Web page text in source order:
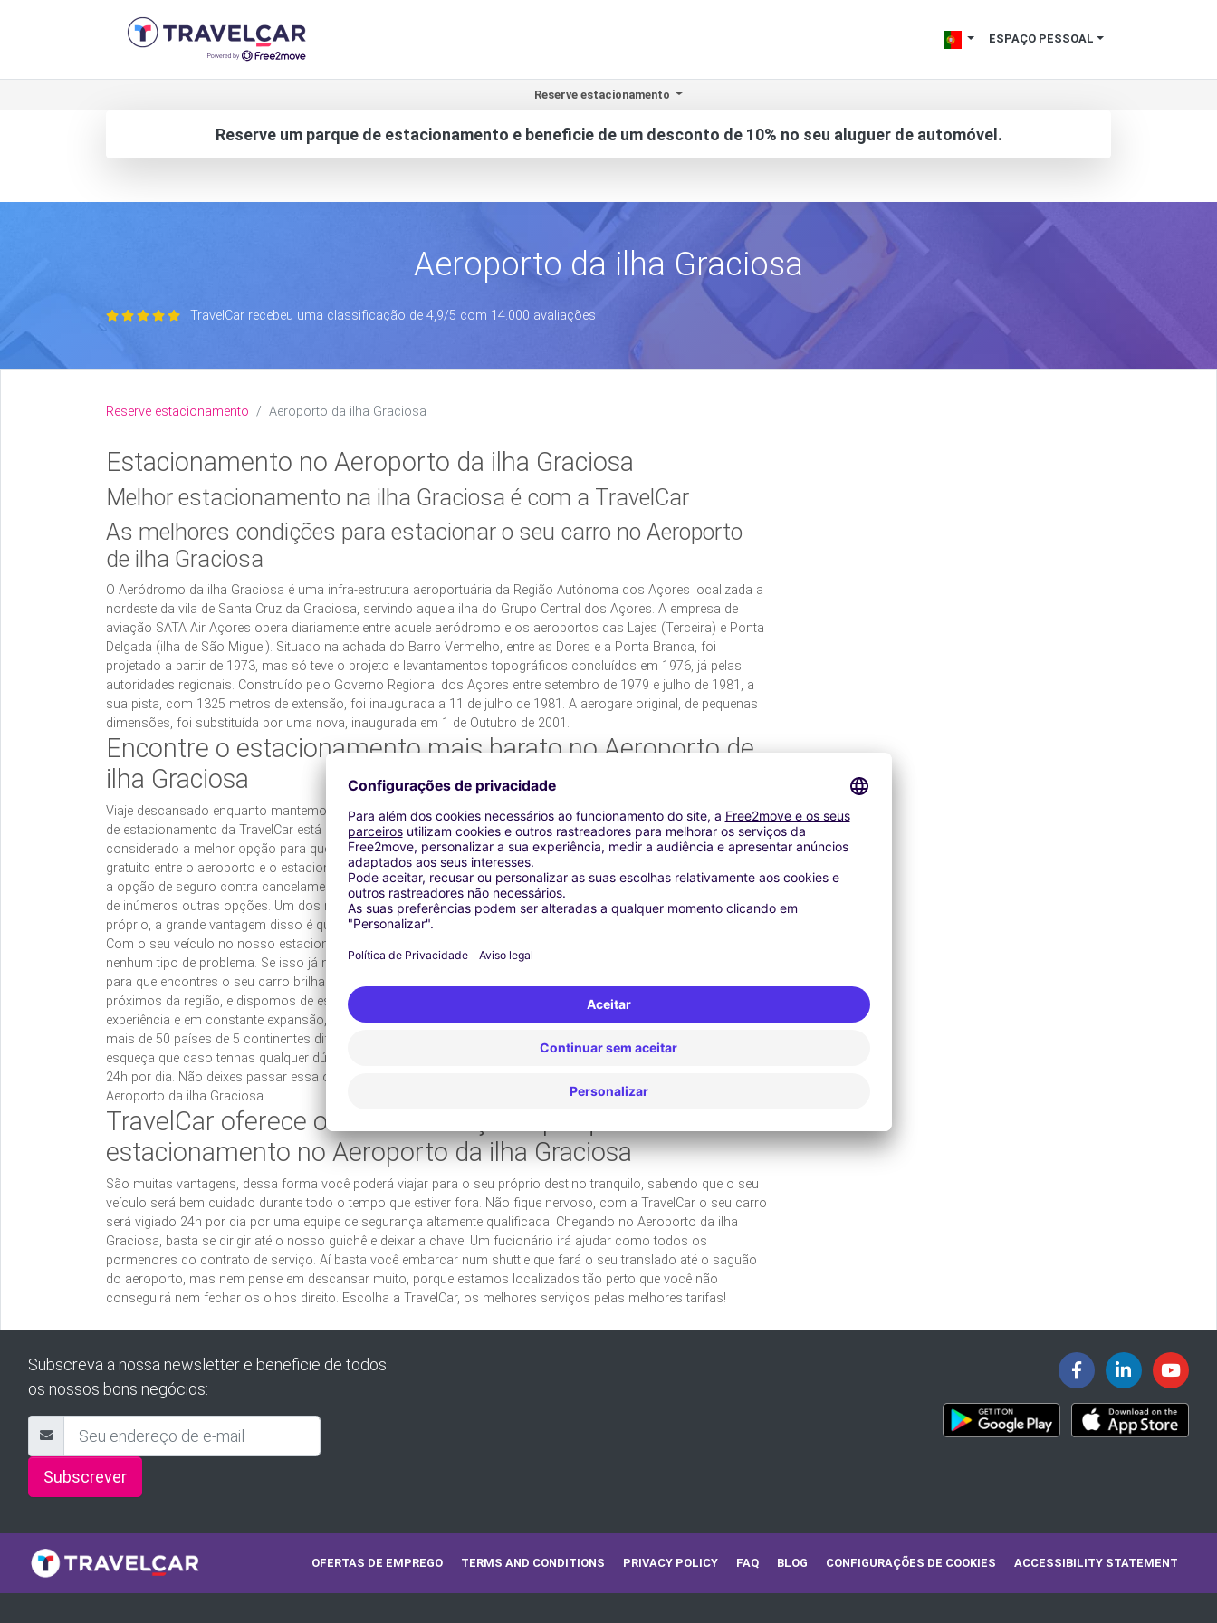
ESPAÇO PESSOAL
Reserve estacionamento
Reserve um parque de estacionamento e beneficie de um desconto de 10% no seu aluguer de automóvel.
Aeroporto da ilha Graciosa
TravelCar recebeu uma classificação de 4,9/5 com 14.000 avaliações
Reserve estacionamento Aeroporto da ilha Graciosa
Estacionamento no Aeroporto da ilha Graciosa
Melhor estacionamento na ilha Graciosa é com a TravelCar
As melhores condições para estacionar o seu carro no Aeroporto
de ilha Graciosa
O Aeródromo da ilha Graciosa é uma infra-estrutura aeroportuária da Região Autónoma dos Açores localizada a
nordeste da vila de Santa Cruz da Graciosa, servindo aquela ilha do Grupo Central dos Açores. A empresa de
aviação SATA Air Açores opera diariamente entre aquele aeródromo e os aeroportos das Lajes (Terceira) e Ponta
Delgada (ilha de São Miguel). Situado na achada do Barro Vermelho, entre as Dores e a Ponta Branca, foi
projetado a partir de 1973, mas só teve o projeto e levantamentos topográficos concluídos em 1976, já pelas
autoridades regionais. Construído pelo Governo Regional dos Açores entre setembro de 1979 e julho de 1981, a
sua pista, com 1325 metros de extensão, foi inaugurada a 11 de julho de 1981. A aerogare original, de pequenas
dimensões, foi substituída por uma nova, inaugurada em 1 de Outubro de 2001.
Encontre o estacionamento mais barato no Aeroporto de
ilha Graciosa
Viaje descansado enquanto mantemos o seu carro em segurança e com toda a comodidade possível. O parque
de estacionamento da TravelCar está localizado nas proximidades do Aeroporto da ilha Graciosa e é
considerado a melhor opção para quem deseja guardar o seu carro. Oferecemos serviços como transfer
gratuito entre o aeroporto e o estacionamento e serviço de atendimento ao cliente 24h. Disponibilizamos também
a opção de seguro contra cancelamento, para os passageiros que não querem ser pegos desprevenidos, além
de inúmeros outras opções. Um dos nossos serviços mais procurados hoje em dia é o aluguel do carro
próprio, a grande vantagem disso é que o parking é gratuito, ou seja, o seu carro paga pelo seu estacionamento.
Com o seu veículo no nosso estacionamento será possível desfrutar das suas férias sem se preocupar com
nenhum tipo de problema. Se isso já não fosse bom, disponibilizamos também o serviço de lavagem de carro,
para que encontres o seu carro brilhando ao retornar. Também estamos localizados em hotéis parceiros
próximos da região, e dispomos de estacionamentos cobertos e descobertos
Somos uma empresa com
experiência e em constante expansão, o que demonstra a qualidade do nosso serviço. Estamos presente em
mais de 50 países de 5 continentes diferentes, pronto para atender as necessidades dos nossos clientes.
esqueça que caso tenhas qualquer dúvida basta telefonar para o nosso serviço ao cliente que está disponível
24h por dia. Não deixes passar essa oportunidade de usufruir do melhor parque de estacionamento do
Aeroporto da ilha Graciosa.
TravelCar oferece o melhor serviço de parque de
estacionamento no Aeroporto da ilha Graciosa
São muitas vantagens, dessa forma você poderá viajar para o seu próprio destino tranquilo, sabendo que o seu
veículo será bem cuidado durante todo o tempo que estiver fora. Não fique nervoso, com a TravelCar o seu carro
será vigiado 24h por dia por uma equipe de segurança altamente qualificada. Chegando no Aeroporto da ilha
Graciosa, basta se dirigir até o nosso guichê e deixar a chave. Um fucionário irá ajudar como todos os
pormenores do contrato de serviço. Aí basta você embarcar num shuttle que fará o seu translado até o saguão
do aeroporto, mas nem pense em descansar muito, porque estamos localizados tão perto que você não
conseguirá nem fechar os olhos direito. Escolha a TravelCar, os melhores serviços pelas melhores tarifas!
Subscreva a nossa newsletter e beneficie de todos
os nossos bons negócios:
Subscrever
OFERTAS DE EMPREGO TERMS AND CONDITIONS PRIVACY POLICY FAQ BLOG CONFIGURAÇÕES DE COOKIES ACCESSIBILITY STATEMENT